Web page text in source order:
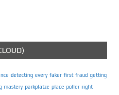
detecting every faker first fraud getting
mastery parkplätze place poller right